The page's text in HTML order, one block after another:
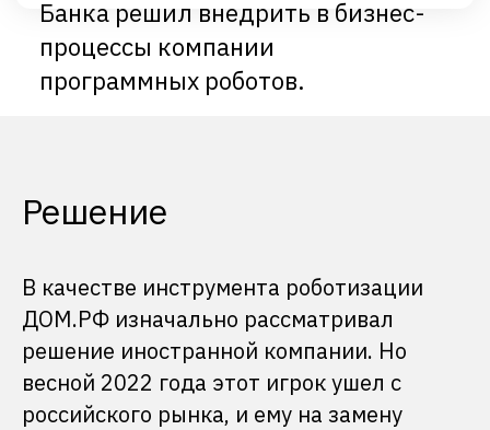
Решение
В качестве инструмента роботизации
ДОМ.РФ изначально рассматривал
решение иностранной компании. Но
весной 2022 года этот игрок ушел с
российского рынка, и ему на замену
Одним из ключевых требований
была полная независимость
платформы от зарубежных
решений.